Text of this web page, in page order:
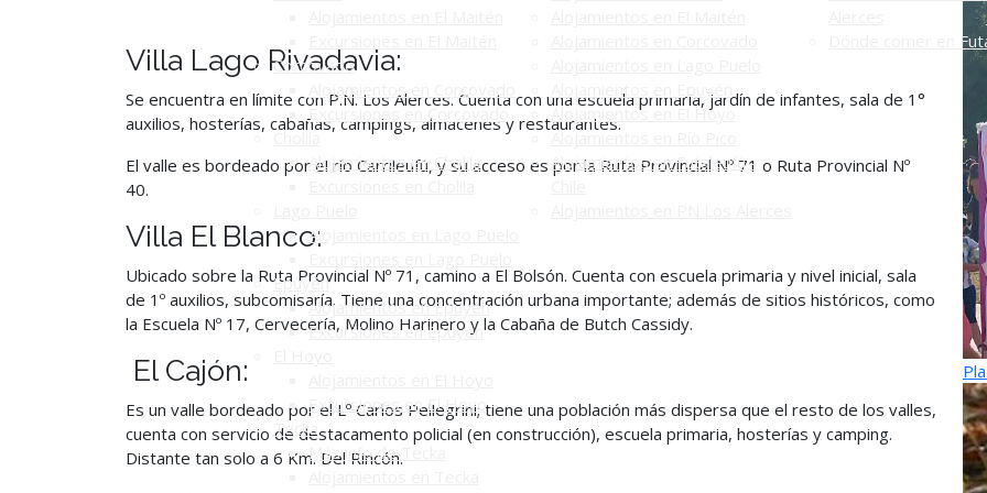
Corcovado
Alojamientos en Corcovado
Excursiones en Corcovado
Alojamientos en Cholila
Alojamientos en Lago Puelo
Epuyén
Alojamientos en Epuyén
Excursiones en Epuyén
Excursiones en El Hoyo
Tecka
Más info de Tecka
Alojamientos en Epuyén
Alojamientos en El Hoyo
Alojamientos en Futaleufú -
Dónde comer en
Villa Lago Rivadavia:
Se encuentra en límite con P.N. Los Alerces. Cuenta con una escuela primaria, jardín de infantes, sala de 1°
auxilios, hosterías, cabañas, campings, almacenes y restaurantes.
El valle es bordeado por el río Carrileufú, y su acceso es por la Ruta Provincial Nº 71 o Ruta Provincial Nº
40.
Villa El Blanco:
Ubicado sobre la Ruta Provincial Nº 71, camino a El Bolsón. Cuenta con escuela primaria y nivel inicial, sala
de 1º auxilios, subcomisaría. Tiene una concentración urbana importante; además de sitios históricos, como
la Escuela Nº 17, Cervecería, Molino Harinero y la Cabaña de Butch Cassidy.
El Cajón:
Es un valle bordeado por el Lº Carlos Pellegrini; tiene una población más dispersa que el resto de los valles,
cuenta con servicio de destacamento policial (en construcción), escuela primaria, hosterías y camping.
Distante tan solo a 6 Km. Del Rincón.